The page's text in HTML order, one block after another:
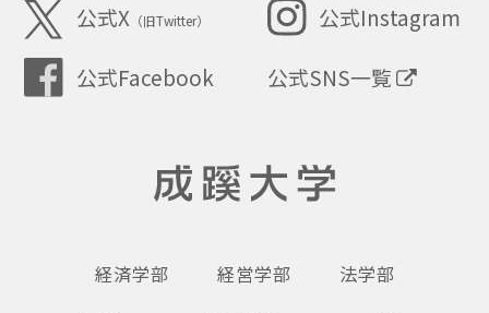
公式X （旧Twitter） 公式Instagram
公式Facebook 公式SNS一覧
経済学部 経営学部 法学部